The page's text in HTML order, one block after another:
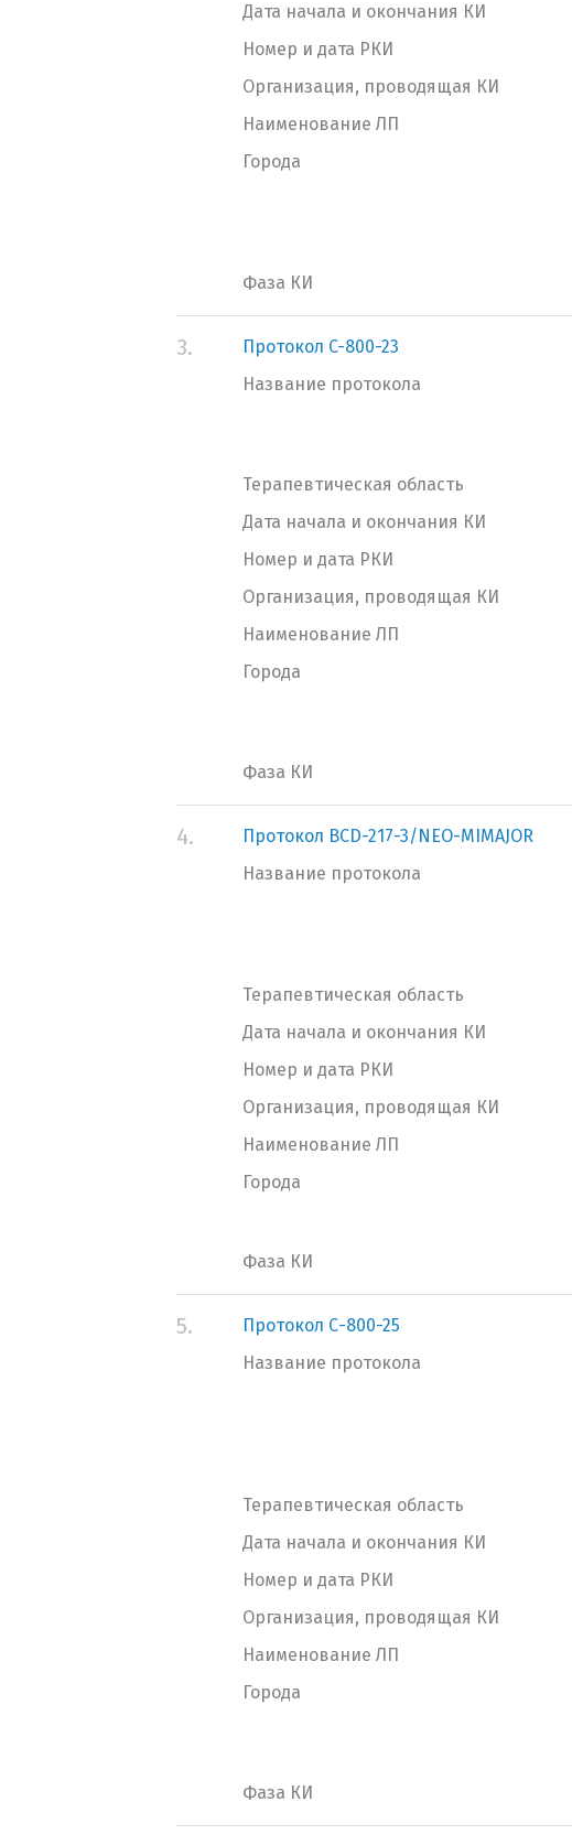
Дата начала и окончания КИ
Номер и дата РКИ
Организация, проводящая КИ
Наименование ЛП
Города
Фаза КИ
3.
Протокол C-800-23
Название протокола
Терапевтическая область
Дата начала и окончания КИ
Номер и дата РКИ
Организация, проводящая КИ
Наименование ЛП
Города
Фаза КИ
4.
Протокол BCD-217-3/NEO-MIMAJOR
Название протокола
Терапевтическая область
Дата начала и окончания КИ
Номер и дата РКИ
Организация, проводящая КИ
Наименование ЛП
Города
Фаза КИ
5.
Протокол С-800-25
Название протокола
Терапевтическая область
Дата начала и окончания КИ
Номер и дата РКИ
Организация, проводящая КИ
Наименование ЛП
Города
Фаза КИ